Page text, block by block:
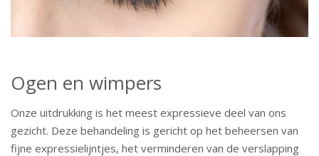
Ogen en wimpers
Onze uitdrukking is het meest expressieve deel van ons
gezicht. Deze behandeling is gericht op het beheersen van
fijne expressielijntjes, het verminderen van de verslapping